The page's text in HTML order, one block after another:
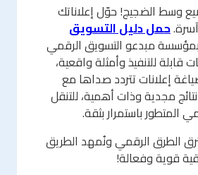
وسط الضجيج! حوّل إعلاناتك
حمل دليل التسويق
مبدعو التسويق الرقمي
قابلة للتنفيذ وأمثلة واقعية،
إعلانات تتردد صداها مع
مجدية وذات أهمية، للتنقل
المتطور باستمرار بثقة.
الطرق الرقمي ونُمهد الطريق
قوية وفعالة!